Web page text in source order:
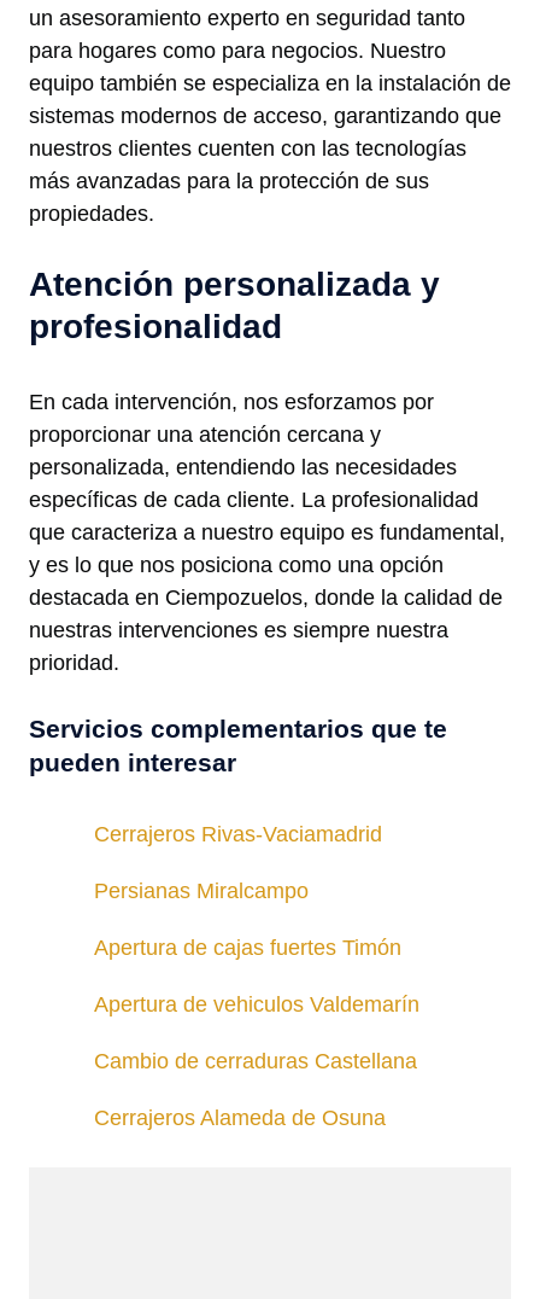
un asesoramiento experto en seguridad tanto
para hogares como para negocios. Nuestro
equipo también se especializa en la instalación de
sistemas modernos de acceso, garantizando que
nuestros clientes cuenten con las tecnologías
más avanzadas para la protección de sus
propiedades.
Atención personalizada y
profesionalidad
En cada intervención, nos esforzamos por
proporcionar una atención cercana y
personalizada, entendiendo las necesidades
específicas de cada cliente. La profesionalidad
que caracteriza a nuestro equipo es fundamental,
y es lo que nos posiciona como una opción
destacada en Ciempozuelos, donde la calidad de
nuestras intervenciones es siempre nuestra
prioridad.
Servicios complementarios que te
pueden interesar
Cerrajeros Rivas-Vaciamadrid
Persianas Miralcampo
Apertura de cajas fuertes Timón
Apertura de vehiculos Valdemarín
Cambio de cerraduras Castellana
Cerrajeros Alameda de Osuna